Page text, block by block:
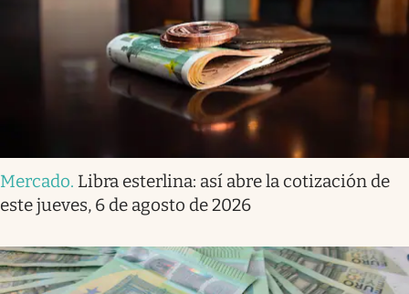
Mercado. Libra esterlina: así abre la cotización de
este jueves, 6 de agosto de 2026